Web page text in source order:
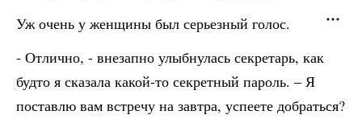
Уж очень у женщины был серьезный голос.
- Отлично, - внезапно улыбнулась секретарь, как
будто я сказала какой-то секретный пароль. – Я
поставлю вам встречу на завтра, успеете добраться?